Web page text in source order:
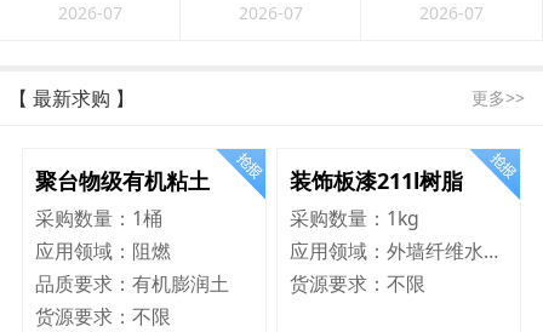
2026-07 2026-07 2026-07
【 最新求购 】 更多>>
聚台物级有机粘土
采购数量： 1桶
应用领域： 阻燃
品质要求： 有机膨润土
货源要求： 不限
装饰板漆211l树脂
采购数量： 1kg
应用领域：
外墙纤维水泥板
货源要求：不限